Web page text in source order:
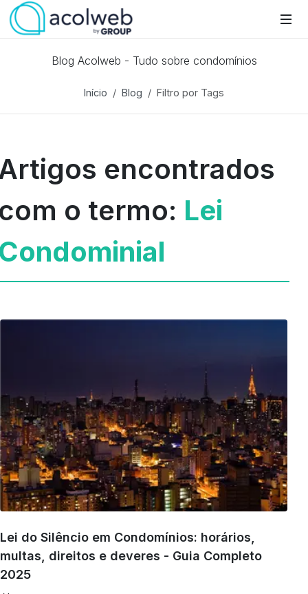
Blog Acolweb - Tudo sobre condomínios
Início Blog Filtro por Tags
encontrados
o termo: Lei
Lei do Silêncio em Condomínios: horários,
multas, direitos e deveres - Guia Completo
2025